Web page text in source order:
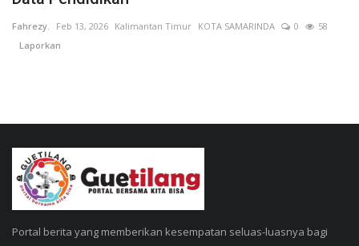
Fahrezy. Feb 13, 2026 Kalimantan Timur KOTA SAMARINDA 0
58
Laporkan
Portal berita yang memberikan kesempatan seluas-luasnya bagi